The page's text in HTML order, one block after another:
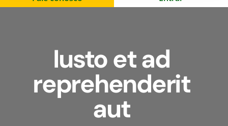
Iusto et ad
reprehenderit
aut